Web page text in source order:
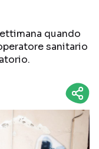
quando
sanitario